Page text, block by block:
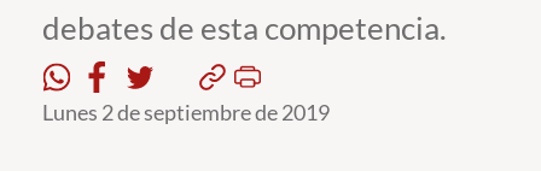
Formación Continua
Estudiantes
debates de esta competencia.
Lunes 2 de septiembre de 2019